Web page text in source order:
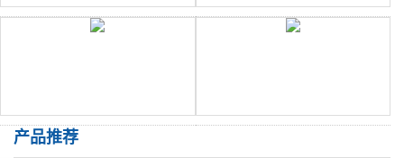
产品推荐